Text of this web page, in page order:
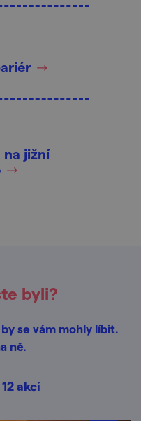
na jižní
byli?
se vám mohly líbit.
ně.
12akcí